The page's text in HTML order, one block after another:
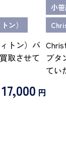
ン）
トン）バ
取させて
円
小
ブタ
てい